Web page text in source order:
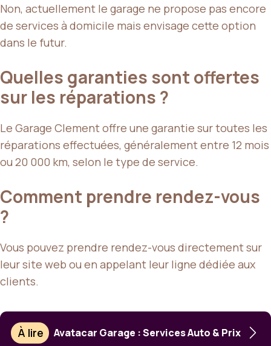
Non, actuellement le garage ne propose pas encore
de services à domicile mais envisage cette option
dans le futur.
Quelles garanties sont offertes
sur les réparations ?
Le Garage Clement offre une garantie sur toutes les
réparations effectuées, généralement entre 12 mois
ou 20 000 km, selon le type de service.
Comment prendre rendez-vous
?
Vous pouvez prendre rendez-vous directement sur
leur site web ou en appelant leur ligne dédiée aux
clients.
À lire Avatacar Garage : Services Auto & Prix